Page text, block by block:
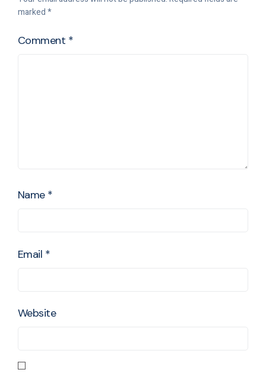
marked*
Comment *
Name *
Email *
Website